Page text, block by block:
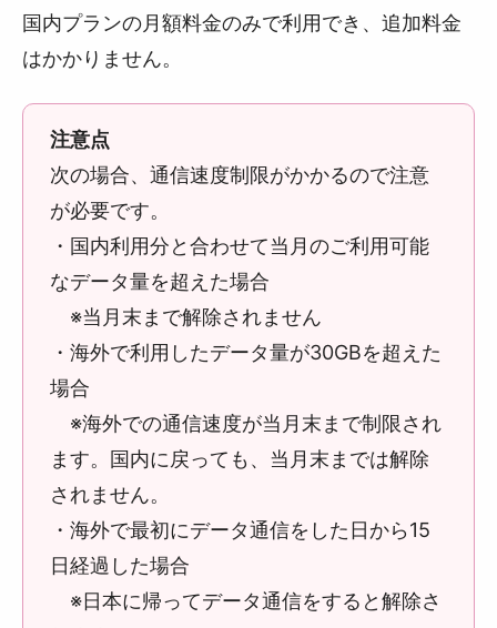
国内プランの月額料金のみで利用でき、追加料金
はかかりません。
注意点
次の場合、通信速度制限がかかるので注意
が必要です。
・国内利用分と合わせて当月のご利用可能
なデータ量を超えた場合
※当月末まで解除されません
・海外で利用したデータ量が30GBを超えた
場合
※海外での通信速度が当月末まで制限され
ます。国内に戻っても、当月末までは解除
されません。
・海外で最初にデータ通信をした日から15
日経過した場合
※日本に帰ってデータ通信をすると解除さ